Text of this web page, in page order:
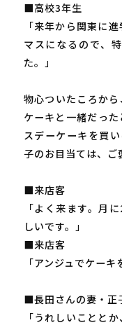
■高校3年生
「来年から関東に
マスになるので、
た。」
物心ついたころか
ケーキと一緒だっ
スデーケーキを買
子のお目当ては、ご
■来店客
「よく来ます。月
しいです。」
■来店客
「アンジュでケーキ
■長田さんの妻・正
「うれしいことと